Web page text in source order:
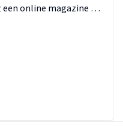
een online magazine …